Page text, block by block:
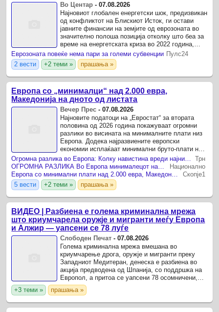
Во Центар -07.08.2026
Најновиот глобален енергетски шок, предизвикан
од конфликтот на Блискиот Исток, ги остави
јавните финансии на земјите од еврозоната во
значително полоша позиција отколку што беа за
време на енергетската криза во 2022 година,
предупредуваат експертите на Европската
централна ...
Еврозоната повеќе нема пари за големи субвенции Пулс24
2 вести
+2 теми » прашања »
Европа со „минималци“ над 2.000 евра,
Македонија на дното од листата
Вечер Прес -07.08.2026
Најновите податоци на „Евростат“ за втората
половина од 2026 година покажуваат огромни
разлики во висината на минималните плати низ
Европа. Додека најразвиените европски
економии исплаќаат минимални бруто-плати над
2.000 евра месечно, Македонија и понатаму
останува меѓу земјите ...
Трн
Национално
Скопје1
5 вести
+2 теми » прашања »
ВИДЕО | Разбиена е голема криминална мрежа
што криумчарела оружје и мигранти меѓу Европа
и Алжир — уапсени се 78 луѓе
Слободен Печат -07.08.2026
Голема криминална мрежа вмешана во
криумчарење дрога, оружје и мигранти преку
Западниот Медитеран, денеска е разбиена во
акција предводена од Шпанија, со поддршка на
Европол, а притоа се уапсени 78 осомничени,
соопшти Европол .
+3 теми » прашања »